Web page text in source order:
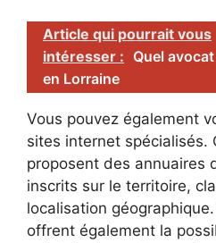
Article qui pourrait vous
intéresser : Quel
en Lorraine
Vous pouvez également
sites internet spécialisés.
proposent des annuaires
inscrits sur le territoire,
localisation
offrent également la